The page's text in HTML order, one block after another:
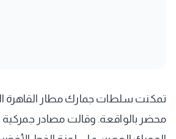
تمكنت سلطات جمارك مطار القاهرة
محضر بالواقعة. وقالت مصادر جمركية